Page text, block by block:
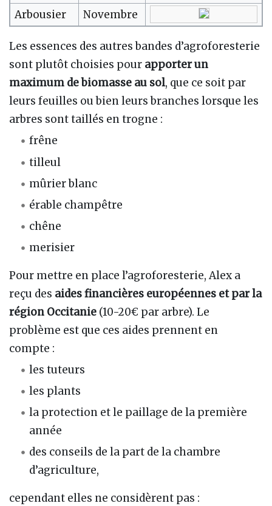
Arbousier
Novembre
Les essences des autres bandes d’agroforesterie
sont plutôt choisies pour apporter un
maximum de biomasse au sol, que ce soit par
leurs feuilles ou bien leurs branches lorsque les
arbres sont taillés en trogne :
frêne
tilleul
mûrier blanc
érable champêtre
chêne
merisier
Pour mettre en place l’agroforesterie, Alex a
reçu des aides financières européennes et par la
région Occitanie (10-20€ par arbre). Le
problème est que ces aides prennent en
compte :
les tuteurs
les plants
la protection et le paillage de la première
année
des conseils de la part de la chambre
d’agriculture,
cependant elles ne considèrent pas :